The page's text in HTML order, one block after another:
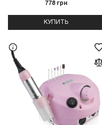
778 грн
КУПИТЬ